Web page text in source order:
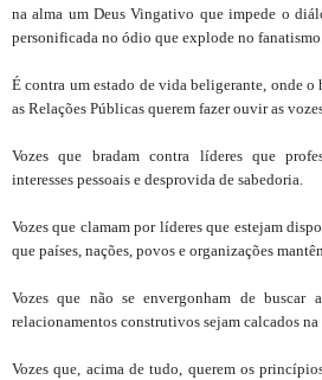
na alma um Deus Vingativo que impede o
personificada no ódio que explode no
É contra um estado de vida beligerante, onde
as Relações Públicas querem fazer ouvir as
Vozes que bradam contra líderes que
interesses pessoais e desprovida de sabedoria.
Vozes que clamam por líderes que estejam
que países, nações, povos e organizações
Vozes que não se envergonham de buscar
relacionamentos construtivos sejam calcados
Vozes que, acima de tudo, querem os